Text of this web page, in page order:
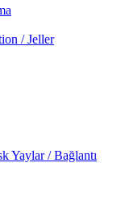
/ Jeller
Yaylar / Bağlantı